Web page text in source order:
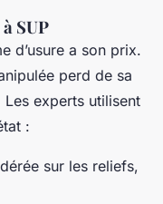
SUP
d’usure a son prix.
perd de sa
experts utilisent
:
sur les reliefs,